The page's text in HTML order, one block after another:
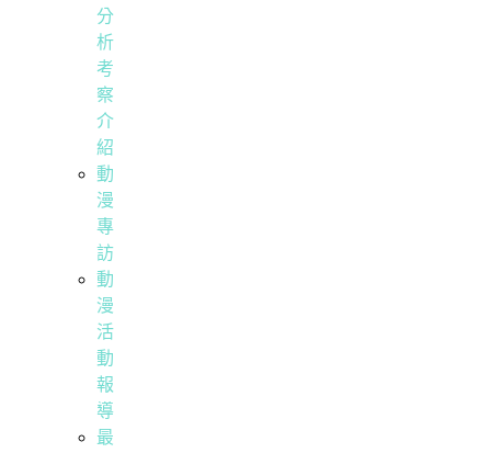
分
析
考
察
介
紹
動
漫
專
訪
動
漫
活
動
報
導
最